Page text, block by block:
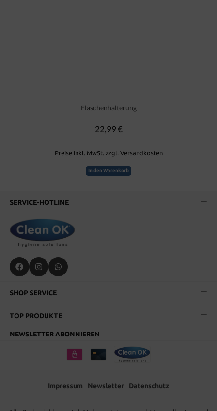
Flaschenhalterung
Regulärer Preis:
22,99 €
Preise inkl. MwSt. zzgl. Versandkosten
In den Warenkorb
SERVICE-HOTLINE
SHOP SERVICE
TOP PRODUKTE
NEWSLETTER ABONNIEREN
Impressum Newsletter Datenschutz